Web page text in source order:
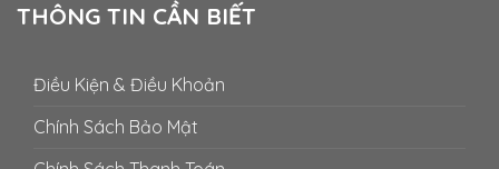
THÔNG TIN CẦN BIẾT
Điều Kiện & Điều Khoản
Chính Sách Bảo Mật